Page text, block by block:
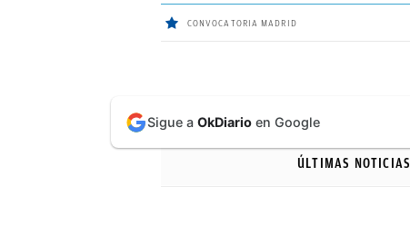
CONVOCATORIA MADRID
ÚLTIMAS
NOTICIAS
ÚLTIMAS NOTICIAS
Sigue a OkDiario en Google